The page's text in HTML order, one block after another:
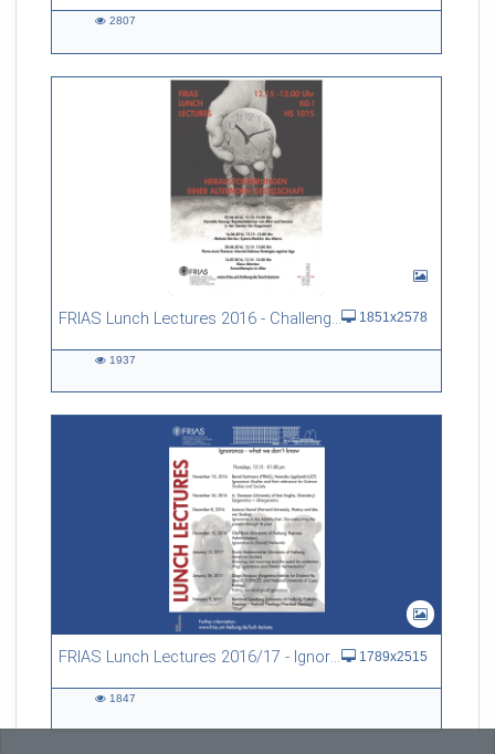
2807
1851x2578
1937
FRIAS Lunch Lectures 2016/17 - Ignorance - what we don't know 1789x2515
1847